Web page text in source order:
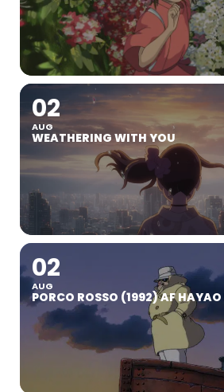
02
AUG
WEATHERING WITH YOU
02
AUG
PORCO ROSSO (1992) AF